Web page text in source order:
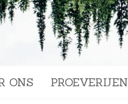
ONS PROEVERIJEN